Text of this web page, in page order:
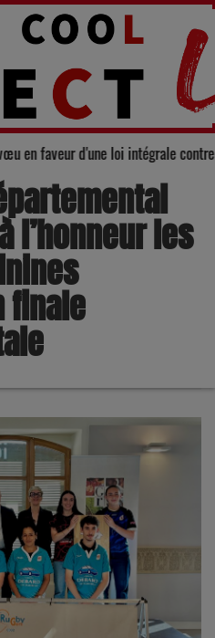
un vœu en faveur d'une loi
l’honneur les
finale